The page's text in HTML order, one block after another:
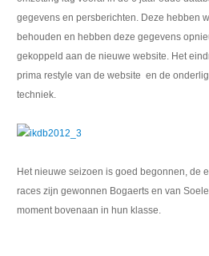
gegevens en persberichten. Deze hebben
behouden en hebben deze gegevens
gekoppeld aan de nieuwe website. Het
prima restyle van de website en de
techniek.
Het nieuwe seizoen is goed begonnen, de
races zijn gewonnen Bogaerts en van
moment bovenaan in hun klasse.